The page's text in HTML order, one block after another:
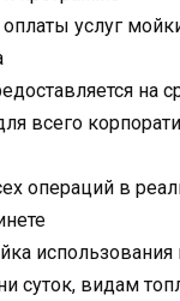
услуг
на
всего
операций в
суток, видам